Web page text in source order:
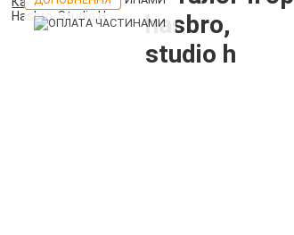
Hasbro, Studio H
hasbro,
studio h